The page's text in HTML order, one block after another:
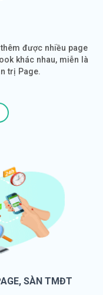
được nhiều page
khác nhau, miễn là
trị Page.
SÀN TMĐT